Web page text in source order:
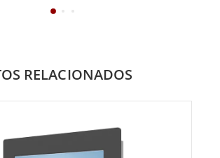
RELACIONADOS